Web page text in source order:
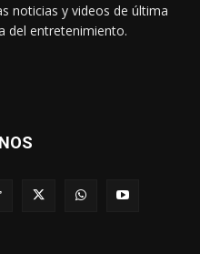
noticias y videos de última
del entretenimiento.